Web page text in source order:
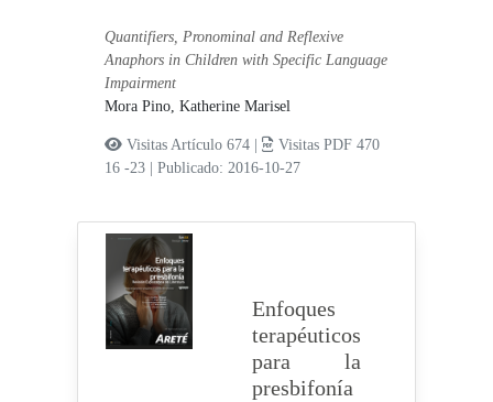
Quantifiers, Pronominal and Reflexive
Anaphors in Children with Specific Language
Impairment
Mora Pino, Katherine Marisel
Visitas Artículo 674 |
Visitas PDF 470
16 -23
|Publicado: 2016-10-27
Enfoques
terapéuticos
para la
presbifonía